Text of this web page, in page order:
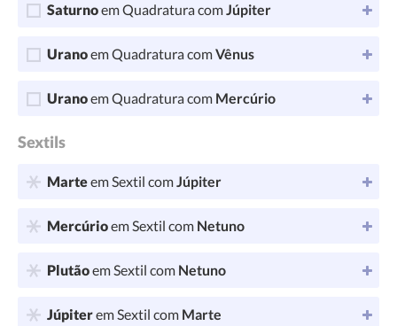
Saturnoem Quadratura comJúpiter
Uranoem Quadratura comVênus
Uranoem Quadratura com Mercúrio
Sextils
Marteem Sextil comJúpiter
Mercúrioem Sextil com Netuno
Plutãoem Sextil com Netuno
Júpiterem Sextil com Marte